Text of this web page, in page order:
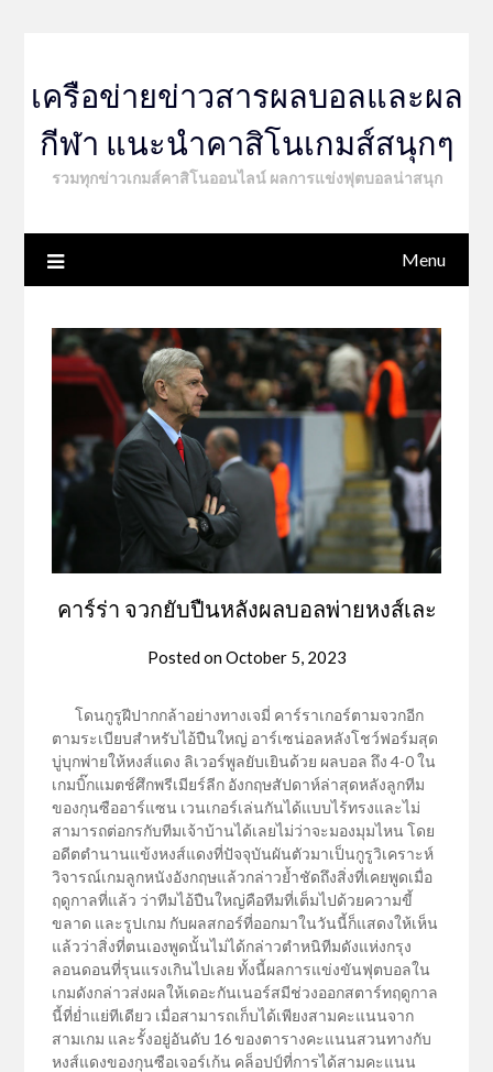
เครือข่ายข่าวสารผลบอลและผล
กีฬา แนะนำคาสิโนเกมส์สนุกๆ
รวมทุกข่าวเกมส์คาสิโนออนไลน์ ผลการแข่งฟุตบอลน่าสนุก
Menu
คาร์ร่า จวกยับปืนหลังผลบอลพ่ายหงส์เละ
Posted onOctober 5, 2023
โดนกูรูฝีปากกล้าอย่างทางเจมี่ คาร์ราเกอร์ตามจวกอีก
ตามระเบียบสำหรับไอ้ปืนใหญ่ อาร์เซน่อลหลังโชว์ฟอร์มสุด
บู่บุกพ่ายให้หงส์แดง ลิเวอร์พูลยับเยินด้วย ผลบอล ถึง 4-0 ใน
เกมบิ๊กแมตช์ศึกพรีเมียร์ลีก อังกฤษสัปดาห์ล่าสุดหลังลูกทีม
ของกุนซืออาร์แซน เวนเกอร์เล่นกันได้แบบไร้ทรงและไม่
สามารถต่อกรกับทีมเจ้าบ้านได้เลยไม่ว่าจะมองมุมไหน โดย
อดีตตำนานแข้งหงส์แดงที่ปัจจุบันผันตัวมาเป็นกูรูวิเคราะห์
วิจารณ์เกมลูกหนังอังกฤษแล้วกล่าวย้ำชัดถึงสิ่งที่เคยพูดเมื่อ
ฤดูกาลที่แล้ว ว่าทีมไอ้ปืนใหญ่คือทีมที่เต็มไปด้วยความขี้
ขลาด และรูปเกม กับผลสกอร์ที่ออกมาในวันนี้ก็แสดงให้เห็น
แล้วว่าสิ่งที่ตนเองพูดนั้นไม่ได้กล่าวตำหนิทีมดังแห่งกรุง
ลอนดอนที่รุนแรงเกินไปเลย ทั้งนี้ผลการแข่งขันฟุตบอลใน
เกมดังกล่าวส่งผลให้เดอะกันเนอร์สมีช่วงออกสตาร์ทฤดูกาล
นี้ที่ย่ำแย่ทีเดียว เมื่อสามารถเก็บได้เพียงสามคะแนนจาก
สามเกม และรั้งอยู่อันดับ 16 ของตารางคะแนนสวนทางกับ
หงส์แดงของกุนซือเจอร์เก้น คล็อปป์ที่การได้สามคะแนน